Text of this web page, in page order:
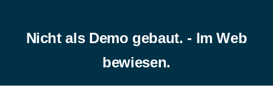
Nicht als Demo gebaut. - Im Web
bewiesen.